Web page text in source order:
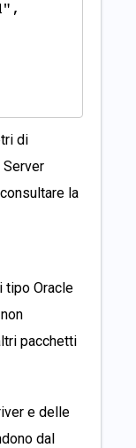
di
Server
la
tipo Oracle
pacchetti
e delle
dal